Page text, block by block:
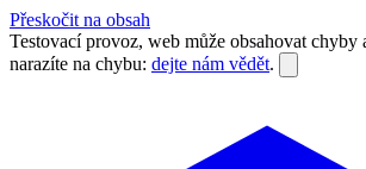
Přeskočit na obsah
Testovací provoz, web může obsahovat chyby
narazíte na chybu: dejte nám vědět.